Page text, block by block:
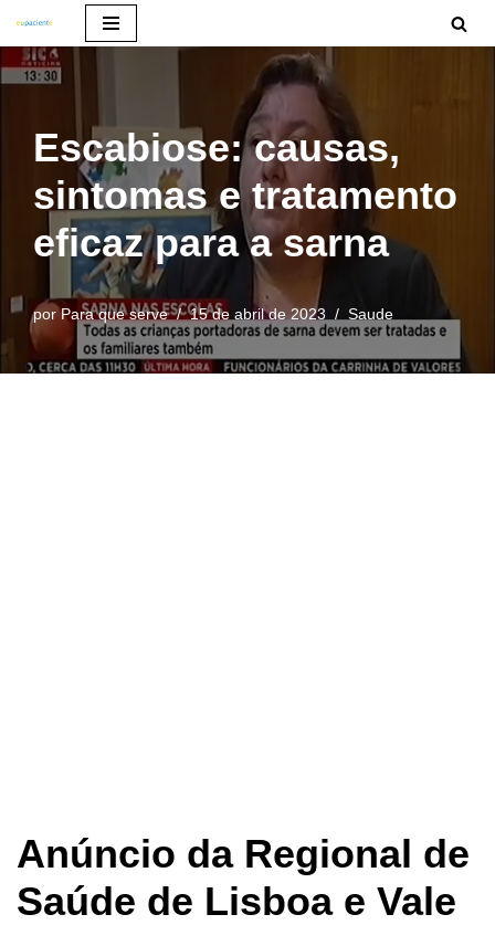
Pular
conteúdo
Escabiose: causas,
sintomas e tratamento
eficaz para a sarna
porPara que serve 15 de abril de 2023 Saude
Anúncio da Regional de
Saúde de Lisboa e Vale